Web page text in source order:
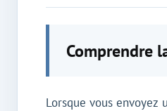
Comprendre
Lorsque vous